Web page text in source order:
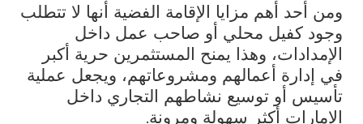
ومن أحد أهم مزايا الإقامة الفضية أنها لا تتطلب
وجود كفيل محلي أو صاحب عمل داخل
الإمدادات، وهذا يمنح المستثمرين حرية أكبر
في إدارة أعمالهم ومشروعاتهم، ويجعل عملية
تأسيس أو توسيع نشاطهم التجاري داخل
الإمارات أكثر سهولة ومرونة.